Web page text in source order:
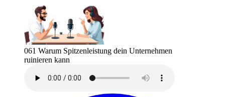
061 Warum Spitzenleistung dein Unternehmen
ruinieren kann